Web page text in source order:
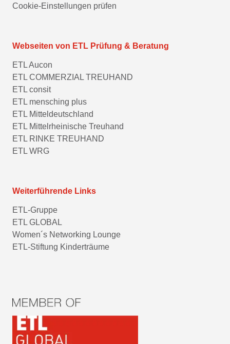
Cookie-Einstellungen prüfen
Webseiten von ETL Prüfung & Beratung
ETL Aucon
ETL COMMERZIAL TREUHAND
ETL consit
ETL mensching plus
ETL Mitteldeutschland
ETL Mittelrheinische Treuhand
ETL RINKE TREUHAND
ETL WRG
Weiterführende Links
ETL-Gruppe
ETL GLOBAL
Women´s Networking Lounge
ETL-Stiftung Kinderträume